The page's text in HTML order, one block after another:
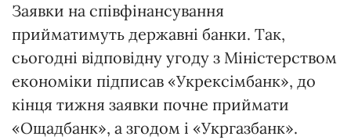
Заявки на співфінансування
прийматимуть державні банки. Так,
сьогодні відповідну угоду з Міністерством
економіки підписав «Укрексімбанк», до
кінця тижня заявки почне приймати
«Ощадбанк», а згодом і «Укргазбанк».